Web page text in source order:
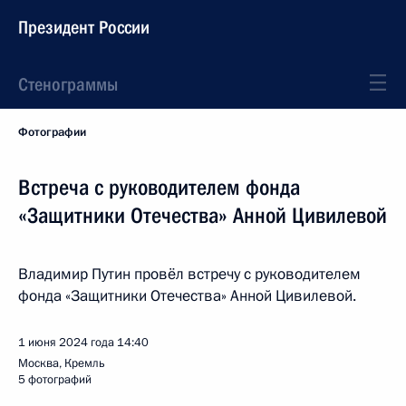
Президент России
Стенограммы
Фотографии
Встреча с руководителем фонда
«Защитники Отечества» Анной Цивилевой
Владимир Путин провёл встречу с руководителем
фонда «Защитники Отечества» Анной Цивилевой.
1 июня 2024 года 14:40
Москва, Кремль
5 фотографий